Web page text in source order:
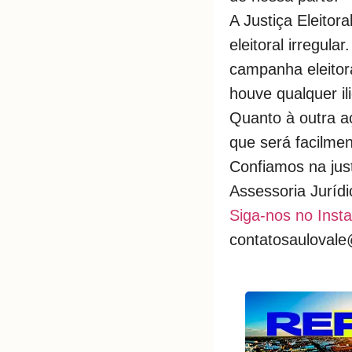
A Justiça
eleitoral
campanha
houve qualquer
Quanto à outra
que será
Confiamos na
Assessoria
Siga-nos no